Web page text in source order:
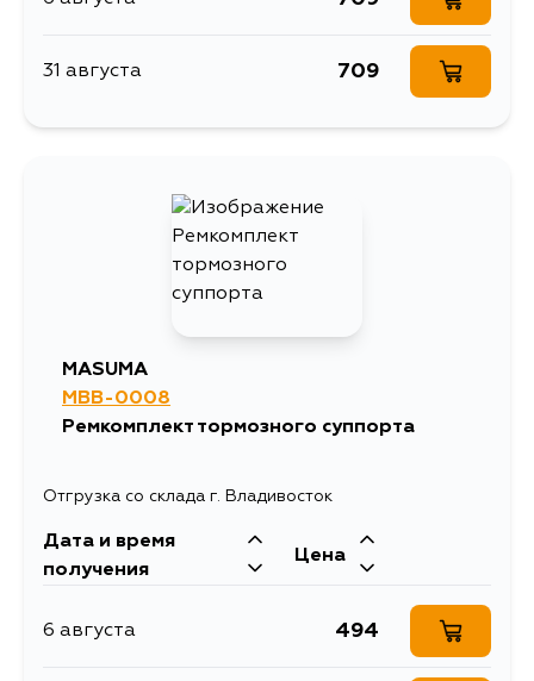
31 августа 709
MASUMA
MBB-0008
Ремкомплект тормозного суппорта
Отгрузка со склада г. Владивосток
Дата и время
получения
Цена
6 августа 494